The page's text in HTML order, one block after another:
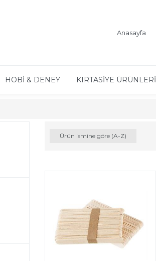
Anasayfa
HOBİ & DENEY KIRTASİYE ÜRÜNLERİ
Ürün ismine göre (A-Z)